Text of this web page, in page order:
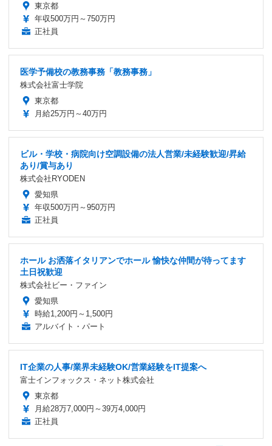
東京都
年収500万円～750万円
正社員
医学予備校の教務事務「教務事務」
株式会社富士学院
東京都
月給25万円～40万円
ビル・学校・病院向け空調設備の法人営業/未経験歓迎/昇給
あり/賞与あり
株式会社RYODEN
愛知県
年収500万円～950万円
正社員
ホール お洒落イタリアンでホール 愉快な仲間が待ってます
土日祝歓迎
株式会社ビー・ファイン
愛知県
時給1,200円～1,500円
アルバイト・パート
IT企業の人事/業界未経験OK/営業経験をIT提案へ
富士インフォックス・ネット株式会社
東京都
月給28万7,000円～39万4,000円
正社員